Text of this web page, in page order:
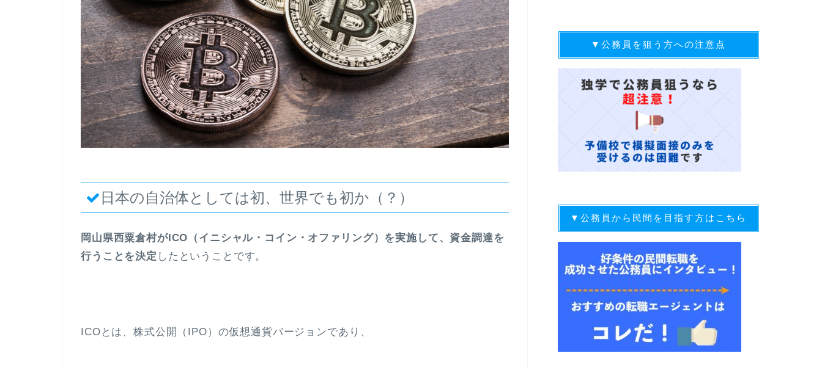
日本の自治体としては初、世界でも初か（？）
岡山県西粟倉村がICO（イニシャル・コイン・オファリング）を実施して、資金調達を
行うことを決定 したということです。
ICOとは、株式公開（IPO）の仮想通貨バージョンであり、
▼公務員を狙う方への注意点
▼公務員から民間を目指す方はこちら